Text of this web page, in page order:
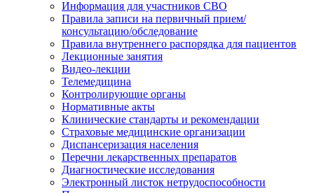
Информация для участников СВО
Правила записи на первичный прием/
консультацию/обследование
Правила внутреннего распорядка для пациентов
Лекционные занятия
Видео-лекции
Телемедицина
Контролирующие органы
Нормативные акты
Клинические стандарты и рекомендации
Страховые медицинские организации
Диспансеризация населения
Перечни лекарственных препаратов
Диагностические исследования
Электронный листок нетрудоспособности